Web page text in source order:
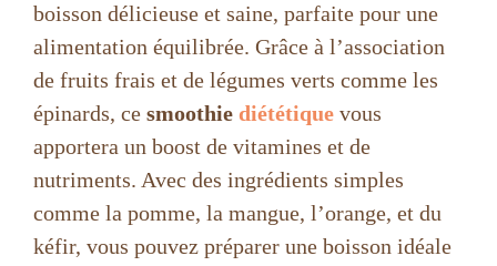
boisson délicieuse et saine, parfaite pour une
alimentation équilibrée. Grâce à l’association
de fruits frais et de légumes verts comme les
épinards, ce smoothie diététique vous
apportera un boost de vitamines et de
nutriments. Avec des ingrédients simples
comme la pomme, la mangue, l’orange, et du
kéfir, vous pouvez préparer une boisson idéale